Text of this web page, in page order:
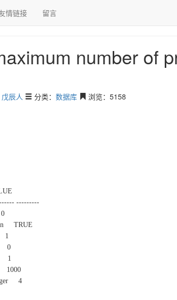
情链接 留言
number of
戊辰人 分类： 数据库 浏览：5158
---------
TRUE
1
0
1
1000
4